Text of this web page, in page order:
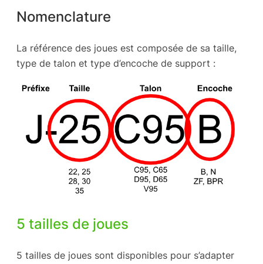
Nomenclature
La référence des joues est composée de sa taille,
type de talon et type d’encoche de support :
5 tailles de joues
5 tailles de joues sont disponibles pour s’adapter